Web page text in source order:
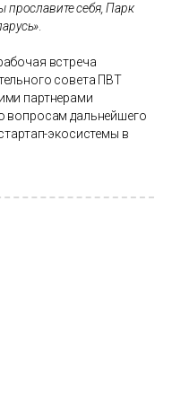
прославите себя, Парк
.
встреча
совета ПВТ
партнерами
вопросам дальнейшего
экосистемы в